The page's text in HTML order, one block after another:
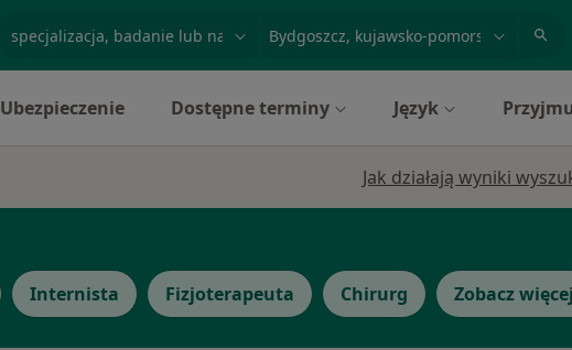
Ubezpieczenie Dostępne terminy Język
Jak działają wyniki
Internista Fizjoterapeuta Chirurg Zobacz więcej